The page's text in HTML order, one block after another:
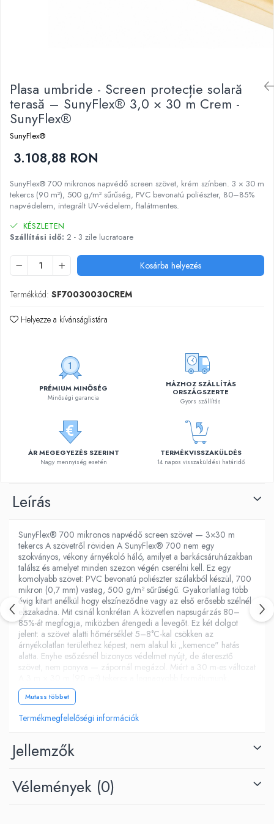
Plasa umbride - Screen protecție solară
terasă – SunyFlex® 3,0 × 30 m Crem -
SunyFlex®
SunyFlex®
3.108,88 RON
SunyFlex® 700 mikronos napvédő screen szövet, krém színben. 3 × 30 m
tekercs (90 m²), 500 g/m² sűrűség, PVC bevonatú poliészter, 80–85%
napvédelem, integrált UV-védelem, ftalátmentes.
KÉSZLETEN
Szállítási idő: 2 - 3 zile lucratoare
Kosárba helyezés
Termékkód: SF70030030CREM
Helyezze a kívánságlistára
PRÉMIUM MINŐSÉG
Minőségi garancia
HÁZHOZ SZÁLLÍTÁS
ORSZÁGSZERTE
Gyors szállítás
ÁR MEGEGYEZÉS SZERINT
Nagy mennyiség esetén
TERMÉKVISSZAKÜLDÉS
14 napos visszaküldési határidő
Leírás
SunyFlex® 700 mikronos napvédő screen szövet — 3×30 m
tekercs A szövetről röviden A SunyFlex® 700 nem egy
szokványos, vékony árnyékoló háló, amilyet a barkácsáruházakban
találsz és amelyet minden szezon végén cserélni kell. Ez egy
komolyabb szövet: PVC bevonatú poliészter szálakból készül, 700
mikron (0,7 mm) vastag, 500 g/m² sűrűségű. Gyakorlatilag több
évig kitart anélkül hogy elszíneződne vagy az első erősebb szélnél
elszakadna. Mit csinál konkrétan A közvetlen napsugárzás 80–
85%-át megfogja, miközben átengedi a levegőt. Ez két dolgot
jelent: a szövet alatti hőmérséklet 5–8°C-kal csökken az
árnyékolatlan területhez képest; nem alakul ki „kemence" hatás
alatta. Enyhe esőzésnél bizonyos védelmet nyújt, de áteresztő
szövet, nem ponyva — zápornál megázol. Miért a 30 m-es változat
komoly projektekhez tervezve, nem kis erkélyteraszokhoz. Főbb
előnyei: Látható illesztések nélkül — hosszú éttermi teraszokhoz
vagy 20–30 m-es folyamatos pergolákhoz egyetlen darab
anyagod van. Esztétikailag teljesen más, mint a 15 m-enként
különböző gyártási tételekből származó tekercsek között lehetnek
enyhe színkülönbségek, amelyek látszanak amikor egymás mellé
Tartalék készlet — még ha a projektednek 60–70 m² is kell,
marad anyag későbbi részleges cserékre vagy másodlagos
alkalmazásokra (pavilon, gyerekjátszó). Egy szállítás, egy
Mutass többet
Termékmegfelelőségi információk
Jellemzők
Vélemények (0)